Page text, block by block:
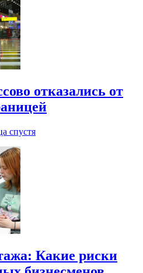
отказались от
спустя
Какие риски